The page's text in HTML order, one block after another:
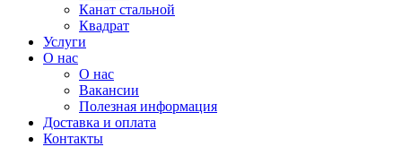
Канат стальной
Квадрат
Услуги
О нас
О нас
Вакансии
Полезная информация
Доставка и оплата
Контакты